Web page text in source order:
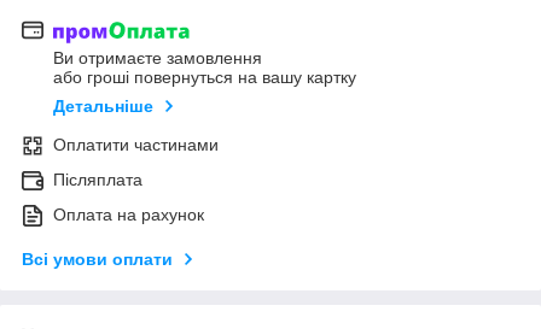
Ви отримаєте замовлення
або гроші повернуться на вашу картку
Детальніше
Оплатити частинами
Післяплата
Оплата на рахунок
Всі умови оплати